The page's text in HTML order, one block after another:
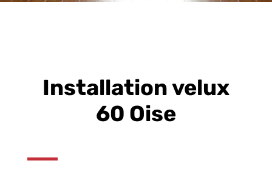
Installation velux
60 Oise